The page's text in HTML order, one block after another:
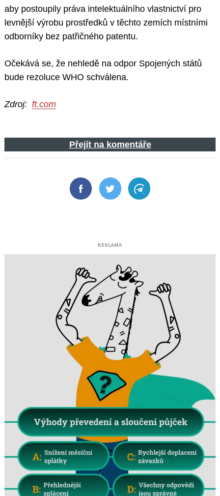
aby postoupily práva intelektuálního vlastnictví pro
levnější výrobu prostředků v těchto zemích místními
odborníky bez patřičného patentu.
Očekává se, že nehledě na odpor Spojených států
bude rezoluce WHO schválena.
Zdroj: ft.com
Přejít na komentáře
FacebookTwitter Telegram
REKLAMA